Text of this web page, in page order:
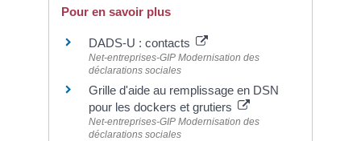
Pour en savoir plus
DADS-U : contacts
Net-entreprises-GIP Modernisation des
déclarations sociales
Grille d'aide au remplissage en DSN
pour les dockers et grutiers
Net-entreprises-GIP Modernisation des
déclarations sociales